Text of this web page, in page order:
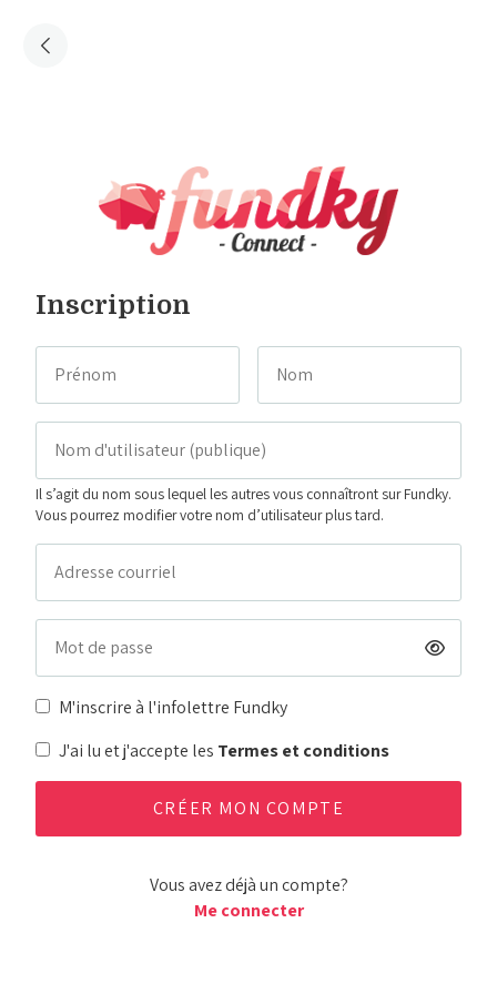
Inscription
Il s’agit du nom sous lequel les autres vous connaîtront sur Fundky.
Vous pourrez modifier votre nom d’utilisateur plus tard.
M'inscrire à l'infolettre Fundky
J'ai lu et j'accepte les Termes et conditions
Vous avez déjà un compte?
Me connecter